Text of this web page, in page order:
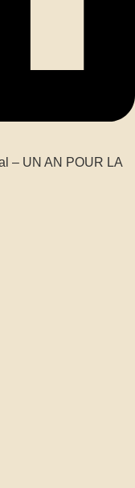
– UN AN POUR LA